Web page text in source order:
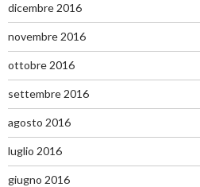
dicembre 2016
novembre 2016
ottobre 2016
settembre 2016
agosto 2016
luglio 2016
giugno 2016